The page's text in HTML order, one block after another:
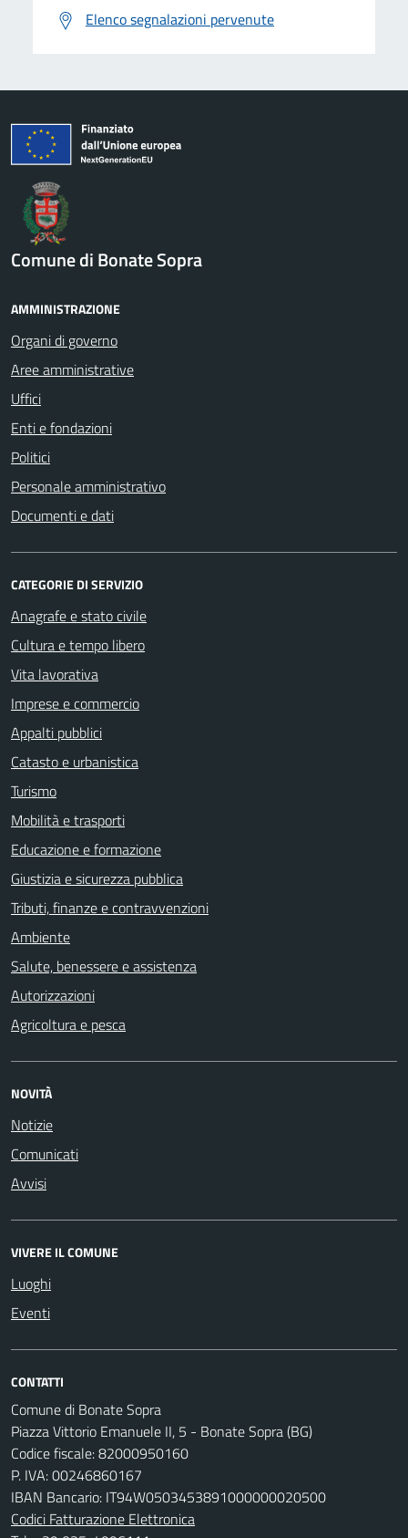
Elenco segnalazioni pervenute
Comune di Bonate Sopra
AMMINISTRAZIONE
Organi di governo
Aree amministrative
Uffici
Enti e fondazioni
Politici
Personale amministrativo
Documenti e dati
CATEGORIE DI SERVIZIO
Anagrafe e stato civile
Cultura e tempo libero
Vita lavorativa
Imprese e commercio
Appalti pubblici
Catasto e urbanistica
Turismo
Mobilità e trasporti
Educazione e formazione
Giustizia e sicurezza pubblica
Tributi, finanze e contravvenzioni
Ambiente
Salute, benessere e assistenza
Autorizzazioni
Agricoltura e pesca
NOVITÀ
Notizie
Comunicati
Avvisi
VIVERE IL COMUNE
Luoghi
Eventi
CONTATTI
Comune di Bonate Sopra
Piazza Vittorio Emanuele II, 5 - Bonate Sopra (BG)
Codice fiscale: 82000950160
P. IVA: 00246860167
IBAN Bancario: IT94W0503453891000000020500
Codici Fatturazione Elettronica